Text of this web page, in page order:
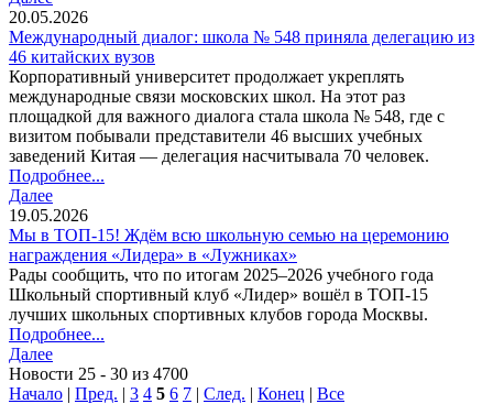
20.05.2026
Международный диалог: школа № 548 приняла делегацию из
46 китайских вузов
Корпоративный университет продолжает укреплять
международные связи московских школ. На этот раз
площадкой для важного диалога стала школа № 548, где с
визитом побывали представители 46 высших учебных
заведений Китая — делегация насчитывала 70 человек.
Подробнее...
Далее
19.05.2026
Мы в ТОП-15! Ждём всю школьную семью на церемонию
награждения «Лидера» в «Лужниках»
Рады сообщить, что по итогам 2025–2026 учебного года
Школьный спортивный клуб «Лидер» вошёл в ТОП-15
лучших школьных спортивных клубов города Москвы.
Подробнее...
Далее
Новости 25 - 30 из 4700
Начало | Пред. | 3 4 5 6 7 | След. | Конец | Все